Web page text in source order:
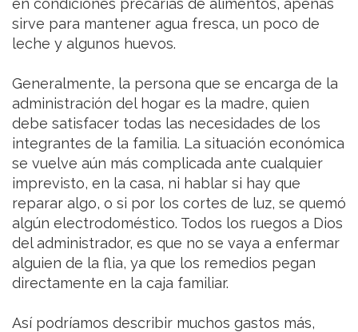
sirve para mantener agua fresca, un poco de
leche y algunos huevos.
Generalmente, la persona que se encarga de la
administración del hogar es la madre, quien
debe satisfacer todas las necesidades de los
integrantes de la familia. La situación económica
se vuelve aún más complicada ante cualquier
imprevisto, en la casa, ni hablar si hay que
reparar algo, o si por los cortes de luz, se quemó
algún electrodoméstico. Todos los ruegos a Dios
del administrador, es que no se vaya a enfermar
alguien de la flia, ya que los remedios pegan
directamente en la caja familiar.
Así podríamos describir muchos gastos más,